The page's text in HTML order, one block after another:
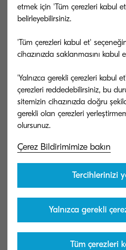
Eviniz ile ofisiniz arası
getirmek.
Kılavuzu
Aşağıdaki formu
etmek için 'Tüm çerezleri kabul
belirleyebilirsiniz.
'Tüm çerezleri kabul et'
cihazınızda saklanmasını kabul
'Yalnızca gerekli çerezleri kabul
çerezleri reddedebilirsiniz, bu
sitemizin cihazınızda doğru
gerekli olan çerezleri
Çerez Bildirimimize bakın
Tercihlerinizi
Yalnızca gerekli
Tüm çerezleri